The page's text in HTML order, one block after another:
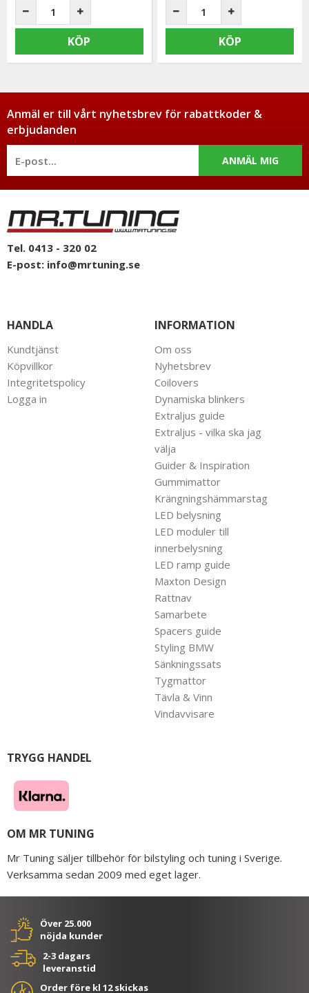
KÖP KÖP
Anmäl er till vårt nyhetsbrev för rabattkoder &
erbjudanden
ANMÄL MIG
Tel. 0413 - 320 02
E-post: info@mrtuning.se
HANDLA
Kundtjänst
Köpvillkor
Integritetspolicy
Logga in
INFORMATION
Om oss
Nyhetsbrev
Coilovers
Dynamiska blinkers
Extraljus guide
Extraljus - vilka ska jag
välja
Guider & Inspiration
Gummimattor
Krängningshämmarstag
LED belysning
LED moduler till
innerbelysning
LED ramp guide
Maxton Design
Rattnav
Samarbete
Spacers guide
Styling BMW
Sänkningssats
Tygmattor
Tävla & Vinn
Vindavvisare
TRYGG HANDEL
OM MR TUNING
Mr Tuning säljer tillbehör för bilstyling och tuning i Sverige.
Verksamma sedan 2009 med eget lager.
Över 25.000
nöjda kunder
2-3 dagars
leveranstid
Order före kl 12 skickas